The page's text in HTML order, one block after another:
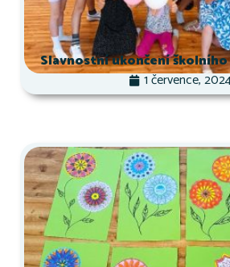
Slavnostní ukončení
1 července,